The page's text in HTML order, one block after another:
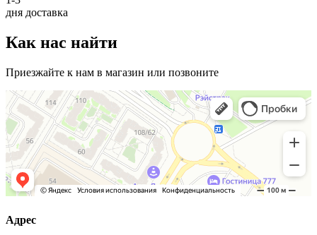
дня доставка
Как нас найти
Приезжайте к нам в магазин или позвоните
Адрес